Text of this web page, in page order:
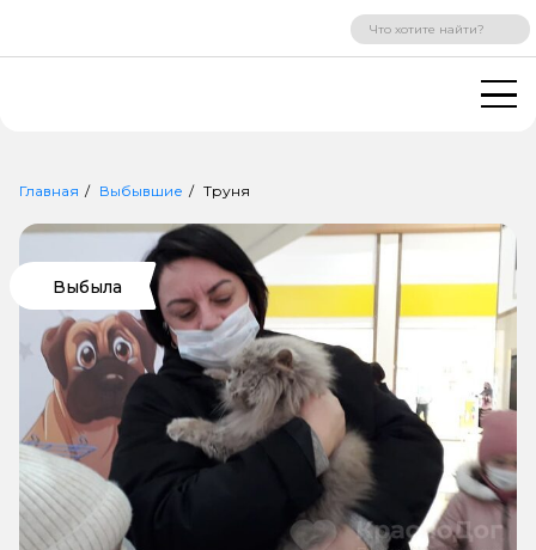
ВХОД РЕГИСТРАЦИЯ
Главная Выбывшие Труня
Выбыла